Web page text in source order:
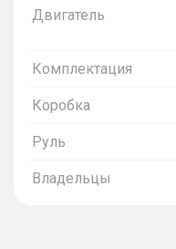
Двигатель
Комплектация
Коробка
Руль
Владельцы